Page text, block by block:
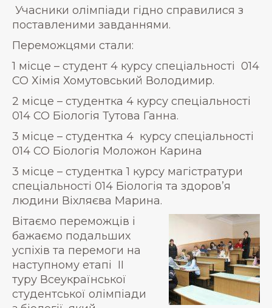
Учасники олімпіади гідно справилися з
поставленими завданнями.
Переможцями стали:
1 місце – студент 4 курсу спеціальності 014
СО Хімія Хомутовський Володимир.
2 місце – студентка 4 курсу спеціальності
014 СО Біологія Тутова Ганна.
3 місце – студентка 4 курсу спеціальності
014 СО Біологія Моложон Карина
3 місце – студентка 1 курсу магістратури
спеціальності 014 Біологія та здоров’я
людини Віхляєва Марина.
Вітаємо переможців і
бажаємо подальших
успіхів та перемоги на
наступному етапі ІІ
туру Всеукраїнської
студентської олімпіади